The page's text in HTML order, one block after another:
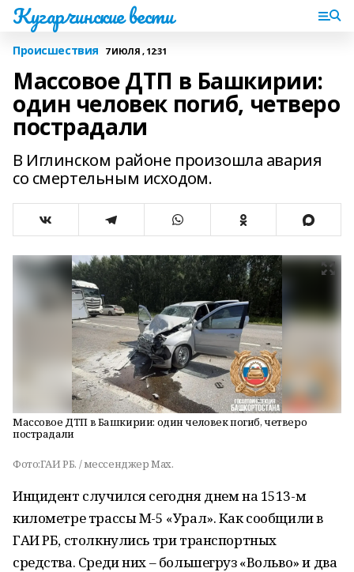
Кугарчинские вести
Происшествия 7 ИЮЛЯ , 12:31
Массовое ДТП в Башкирии:
один человек погиб, четверо
пострадали
В Иглинском районе произошла авария
со смертельным исходом.
Массовое ДТП в Башкирии: один человек погиб, четверо
пострадали
Фото:ГАИ РБ. / мессенджер Max.
Инцидент случился сегодня днем на 1513-м
километре трассы М-5 «Урал». Как сообщили в
ГАИ РБ, столкнулись три транспортных
средства. Среди них – большегруз «Вольво» и два